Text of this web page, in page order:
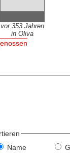
vor 353 Jahren
in Oliva
Name